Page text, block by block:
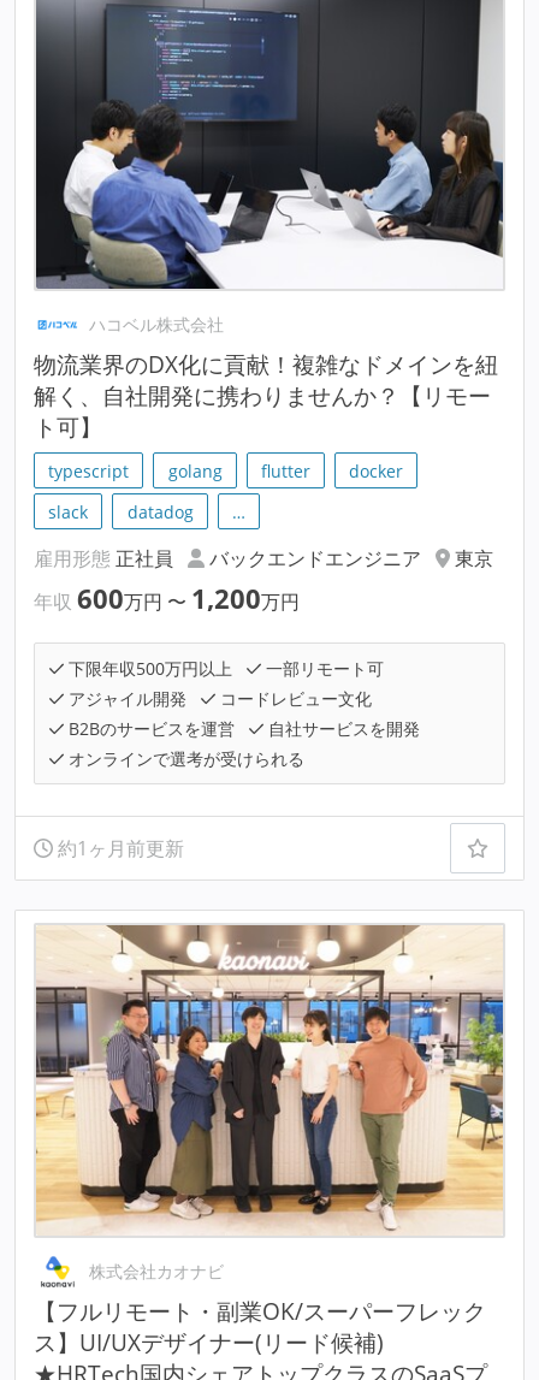
ハコベル株式会社
物流業界のDX化に貢献！複雑なドメインを紐
解く、自社開発に携わりませんか？【リモー
ト可】
typescript golang flutter
docker
slack
datadog …
雇用形態 正社員 バックエンドエンジニア
東京
年収 600万円 〜 1,200万円
下限年収500万円以上
一部リモート可
アジャイル開発
コードレビュー文化
B2Bのサービスを運営
自社サービスを開発
オンラインで選考が受けられる
約1ヶ月前更新
株式会社カオナビ
【フルリモート・副業OK/スーパーフレック
ス】UI/UXデザイナー(リード候補)
★HRTech国内シェアトップクラスのSaaSプ